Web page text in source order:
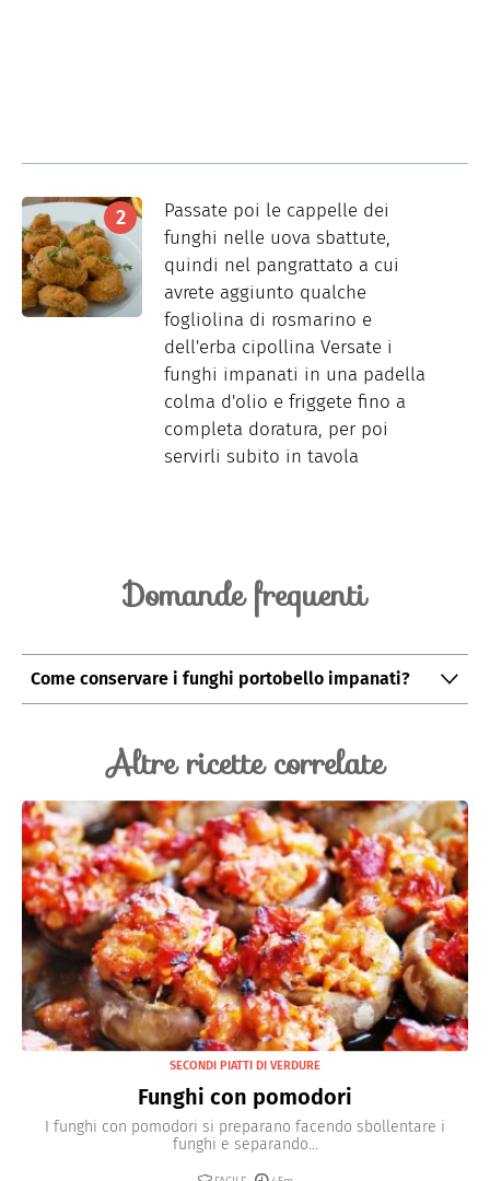
Passate poi le cappelle dei
funghi nelle uova sbattute,
quindi nel pangrattato a cui
avrete aggiunto qualche
fogliolina di rosmarino e
dell'erba cipollina Versate i
funghi impanati in una padella
colma d'olio e friggete fino a
completa doratura, per poi
servirli subito in tavola
Domande frequenti
Come conservare i funghi portobello impanati?
Altre ricette correlate
SECONDI PIATTI DI VERDURE
Funghi con pomodori
I funghi con pomodori si preparano facendo sbollentare i
funghi e separando...